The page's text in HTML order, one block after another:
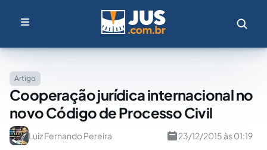
Artigo
Cooperação jurídica internacional no
novo Código de Processo Civil
Luiz Fernando Pereira 23/12/2015 às 01:19